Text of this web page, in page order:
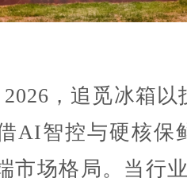
，追觅冰箱以
AI智控与硬核保
市场格局。当行